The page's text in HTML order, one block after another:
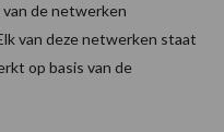
de netwerken
van deze netwerken staat
op basis van de